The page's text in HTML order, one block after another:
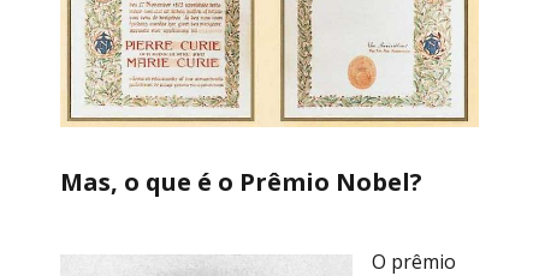
Mas, o que é o Prêmio Nobel?
O prêmio